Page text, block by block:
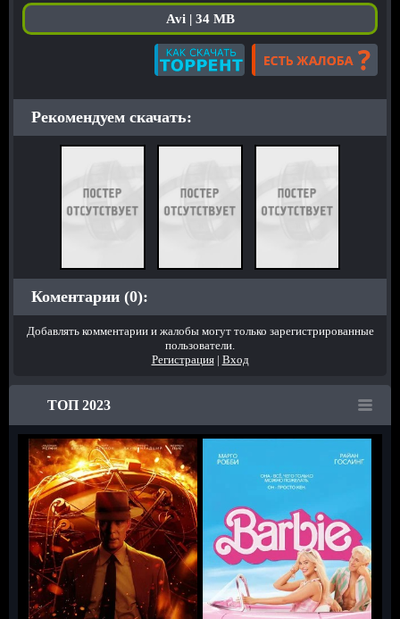
Avi | 34 MB
Рекомендуем скачать:
Коментарии (0):
Добавлять комментарии и жалобы могут только зарегистрированные
пользователи.
Регистрация| Вход
ТОП 2023